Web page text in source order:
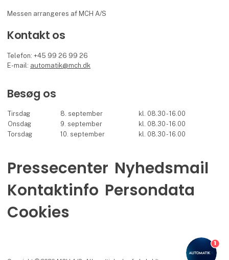
Messen arrangeres af MCH A/S
Kontakt os
Telefon: +45 99 26 99 26
E-mail: automatik@mch.dk
Besøg os
Tirsdag 8. september
kl. 08.30 - 16.00
Onsdag
9. september
kl. 08.30 - 16.00
Torsdag
10. september kl. 08.30 - 16.00
Pressecenter Nyhedsmail
Kontaktinfo Persondata
Cookies
1